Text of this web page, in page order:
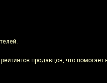
продавцов, что